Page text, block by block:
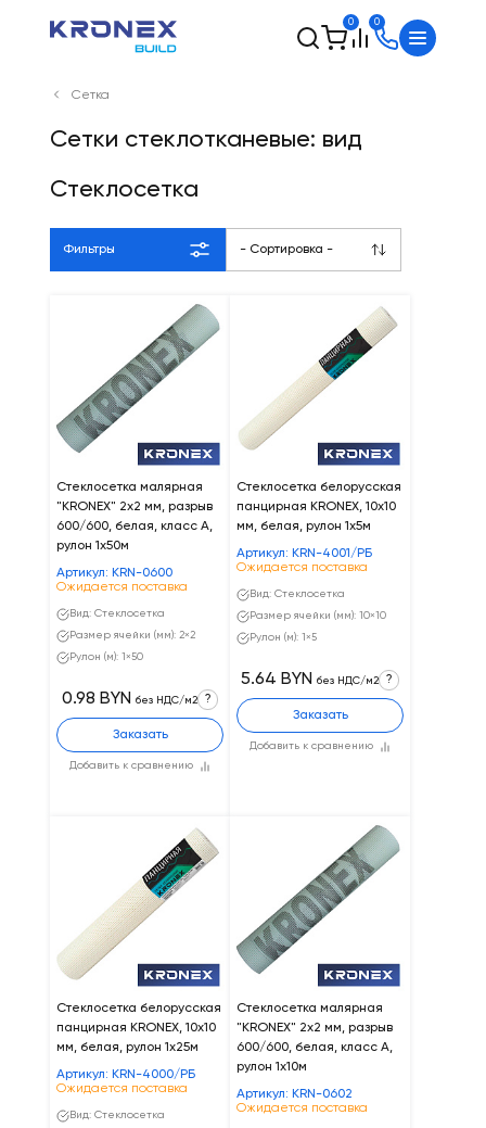
0 0
Сетка
Сетки стеклотканевые: вид
Стеклосетка
Фильтры - Сортировка -
Стеклосетка малярная
"KRONEX" 2х2 мм, разрыв
600/600, белая, класс А,
рулон 1х50м
Артикул: KRN-0600
Ожидается поставка
Вид: Стеклосетка
Размер ячейки (мм): 2×2
Рулон (м): 1×50
Добавить к сравнению
0.98 BYN без НДС/м2 ?
Заказать
Стеклосетка белорусская
панцирная KRONEX, 10х10
мм, белая, рулон 1х5м
Артикул: KRN-4001/PБ
Ожидается поставка
Вид: Стеклосетка
Размер ячейки (мм): 10×10
Рулон (м): 1×5
Добавить к сравнению
5.64 BYN без НДС/м2 ?
Заказать
Стеклосетка белорусская
панцирная KRONEX, 10х10
мм, белая, рулон 1х25м
Артикул: KRN-4000/PБ
Ожидается поставка
Вид: Стеклосетка
Стеклосетка малярная
"KRONEX" 2х2 мм, разрыв
600/600, белая, класс А,
рулон 1х10м
Артикул: KRN-0602
Ожидается поставка